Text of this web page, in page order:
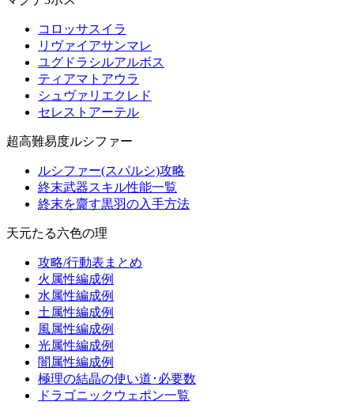
コロッサスイラ
リヴァイアサンマレ
ユグドラシルアルボス
ティアマトアウラ
シュヴァリエクレド
セレストアーテル
超高難易度ルシファー
ルシファー(スパルシ)攻略
終末武器スキル性能一覧
終末を齎す黒羽の入手方法
天元たる六色の理
攻略/行動表まとめ
火属性編成例
水属性編成例
土属性編成例
風属性編成例
光属性編成例
闇属性編成例
極理の結晶の使い道･必要数
ドラゴニックウェポン一覧